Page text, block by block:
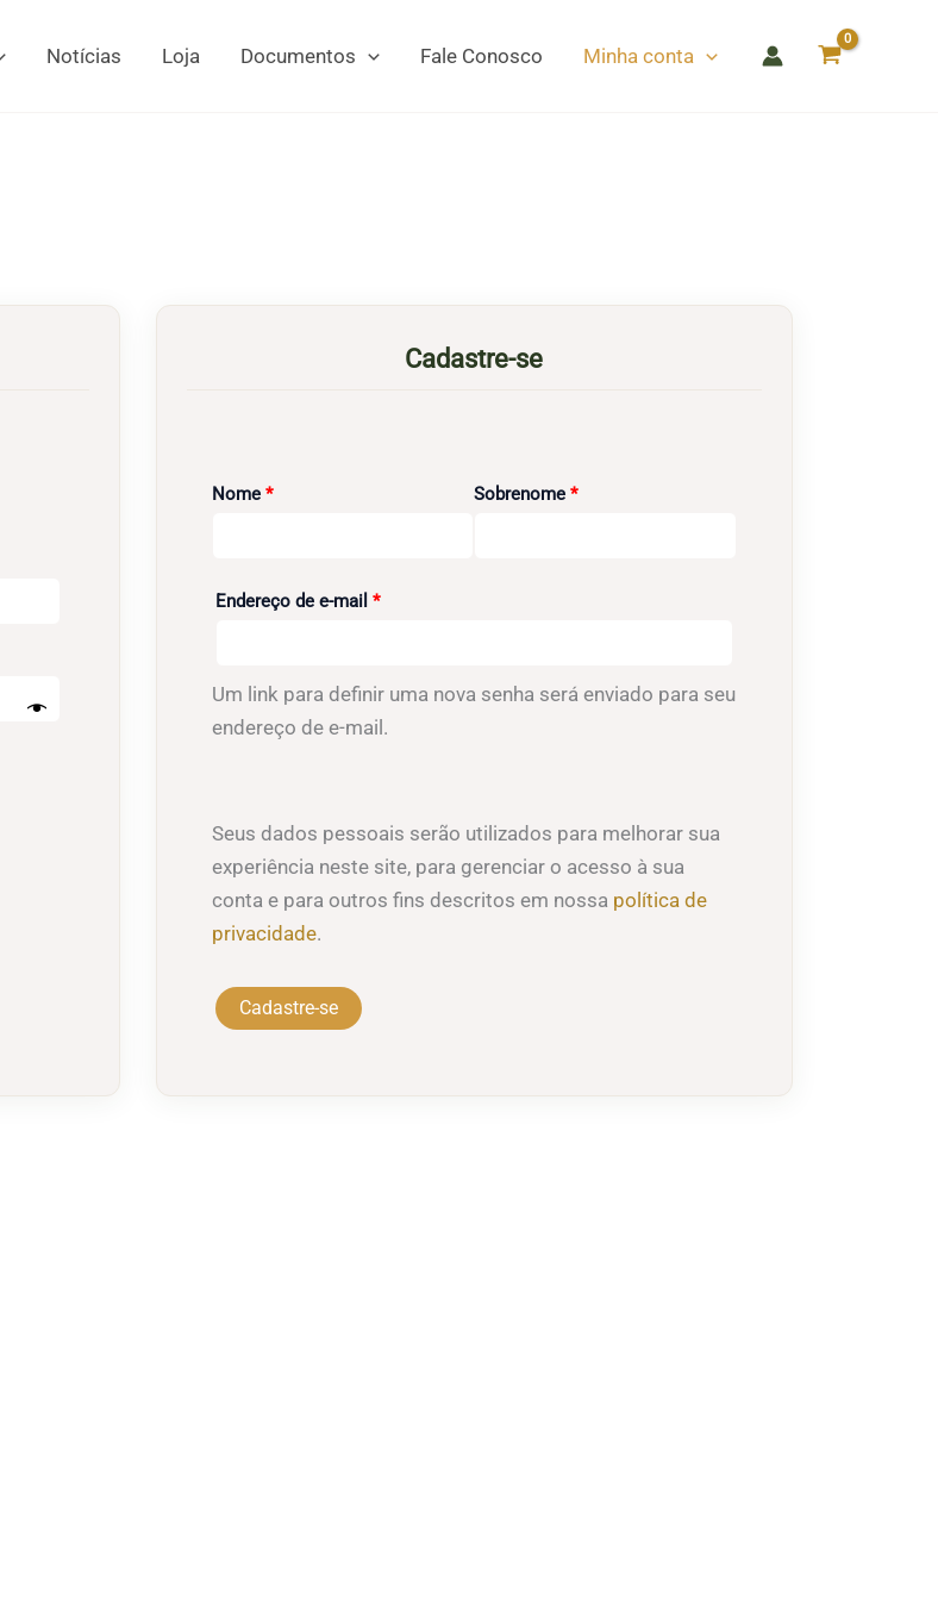
Notícias Loja Documentos Fale Conosco Minha conta
Cadastre-se
Nome*Obrigatório Sobrenome*Obrigatório
Endereço de e-mail*Obrigatório
Um link para definir uma nova senha será enviado para seu
endereço de e-mail.
Seus dados pessoais serão utilizados para melhorar sua
experiência neste site, para gerenciar o acesso à sua
conta e para outros fins descritos em nossa política de
privacidade.
Cadastre-se